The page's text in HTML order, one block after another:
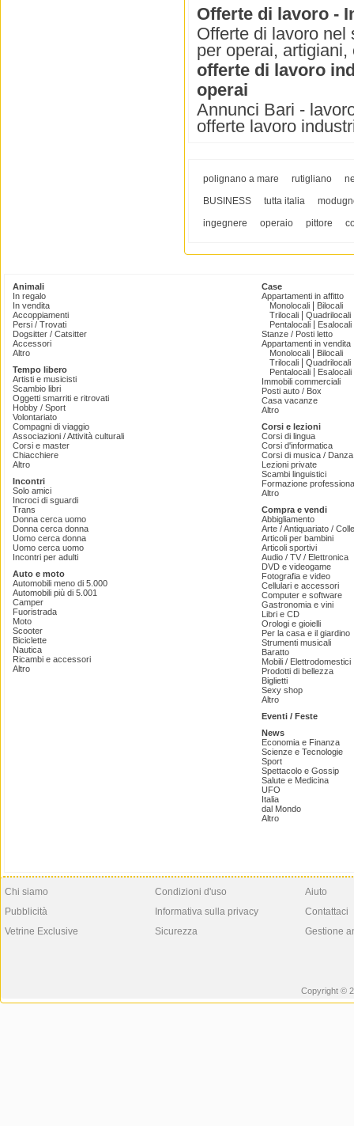
Offerte di lavoro -
Offerte di lavoro nel
per operai,
offerte di lavoro
operai
Annunci Bari -
offerte lavoro
polignano a mare rutigliano
BUSINESS
tutta italia
ingegnere
operaio pittore
Animali
In regalo
In vendita
Accoppiamenti
Persi / Trovati
Dogsitter / Catsitter
Accessori
Altro
Tempo libero
Artisti e musicisti
Scambio libri
Oggetti smarriti e ritrovati
Hobby / Sport
Volontariato
Compagni di viaggio
Associazioni / Attività culturali
Corsi e master
Chiacchiere
Altro
Incontri
Solo amici
Incroci di sguardi
Trans
Donna cerca uomo
Donna cerca donna
Uomo cerca donna
Uomo cerca uomo
Incontri per adulti
Auto e moto
Automobili meno di 5.000
Automobili più di 5.001
Camper
Fuoristrada
Moto
Scooter
Biciclette
Nautica
Ricambi e accessori
Altro
Case
Appartamenti in affitto
Monolocali
Bilocali
Trilocali
Quadrilocali
Pentalocali
Esalocali
Stanze / Posti letto
Appartamenti in vendita
Monolocali
Bilocali
Trilocali
Quadrilocali
Pentalocali
Esalocali
Immobili commerciali
Posti auto / Box
Casa vacanze
Altro
Corsi e lezioni
Corsi di lingua
Corsi d'informatica
Corsi di musica /
Lezioni private
Scambi linguistici
Formazione
Altro
Compra e vendi
Abbigliamento
Arte / Antiquariato /
Articoli per bambini
Articoli sportivi
Audio / TV / Elettronica
DVD e videogame
Fotografia e video
Cellulari e accessori
Computer e software
Gastronomia e vini
Libri e CD
Orologi e gioielli
Per la casa e il giardino
Strumenti musicali
Baratto
Mobili / Elettrodomestici
Prodotti di bellezza
Biglietti
Sexy shop
Altro
Eventi / Feste
News
Economia e Finanza
Scienze e Tecnologie
Sport
Spettacolo e Gossip
Salute e Medicina
UFO
Italia
dal Mondo
Altro
Chi siamo
Pubblicità
Vetrine Exclusive
Condizioni d'uso
Informativa sulla privacy
Sicurezza
Aiuto
Contattaci
Gestione
Copyright ©